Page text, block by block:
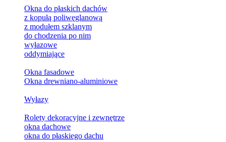
Okna do płaskich dachów
z kopułą poliwęglanową
z modułem szklanym
do chodzenia po nim
wyłazowe
oddymiające
Okna fasadowe
Okna drewniano-aluminiowe
Wyłazy
Rolety dekoracyjne i zewnętrze
okna dachowe
okna do płaskiego dachu